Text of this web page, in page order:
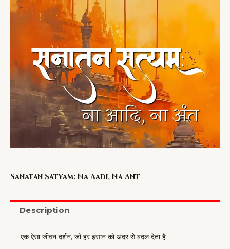
Sanatan Satyam: Na Aadi, Na Ant
Description
एक ऐसा जीवन दर्शन, जो हर इंसान को अंदर से बदल देता है